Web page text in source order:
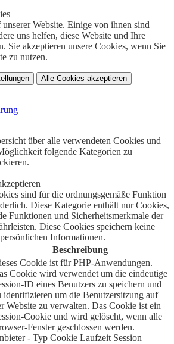
Website. Einige von ihnen sind
uns helfen, diese Website und Ihre
Sie akzeptieren unsere Cookies, wenn Sie
zu nutzen.
Alle Cookies akzeptieren
über alle verwendeten Cookies und
folgende Kategorien zu
sind für die ordnungsgemäße Funktion
Diese Kategorie enthält nur Cookies,
Funktionen und Sicherheitsmerkmale der
Diese Cookies speichern keine
persönlichen Informationen.
Beschreibung
Cookie ist für PHP-Anwendungen.
Cookie wird verwendet um die eindeutige
ID eines Benutzers zu speichern und
identifizieren um die Benutzersitzung auf
Website zu verwalten. Das Cookie ist ein
Cookie und wird gelöscht, wenn alle
Fenster geschlossen werden.
- Typ Cookie Laufzeit Session